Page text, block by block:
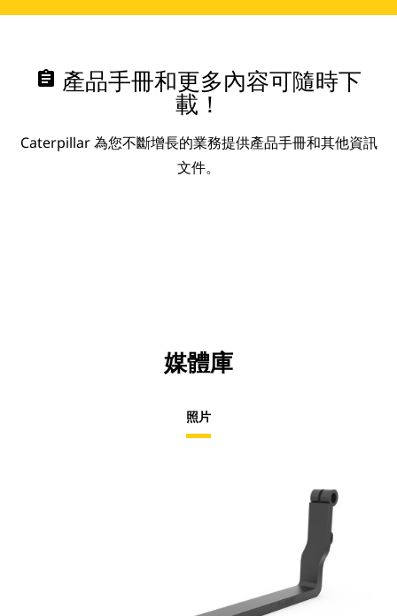
assignment 產品手冊和更多內容可隨時下
載！
Caterpillar 為您不斷增長的業務提供產品手冊和其他資訊
文件。
媒體庫
照片